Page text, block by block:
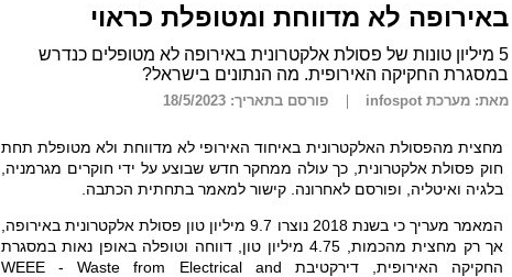
באירופה לא מדווחת ומטופלת כראוי
5 מיליון טונות של פסולת אלקטרונית באירופה לא מטופלים כנדרש
במסגרת החקיקה האירופית. מה הנתונים בישראל?
מאת: מערכת infospot פורסם בתאריך: 18/5/2023
מחצית מהפסולת האלקטרונית באיחוד האירופי לא מדווחת ולא מטופלת תחת
חוק פסולת אלקטרונית, כך עולה ממחקר חדש שבוצע על ידי חוקרים מגרמניה,
בלגיה ואיטליה, ופורסם לאחרונה. קישור למאמר בתחתית הכתבה.
המאמר מעריך כי בשנת 2018 נוצרו 9.7 מיליון טון פסולת אלקטרונית באירופה,
אך רק מחצית מהכמות, 4.75 מיליון טון, דווחה וטופלה באופן נאות במסגרת
החקיקה האירופית, דירקטיבת WEEE - Waste from Electrical and